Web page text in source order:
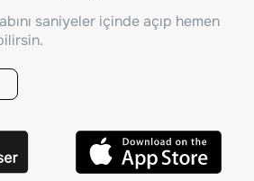
saniyeler içinde açıp hemen